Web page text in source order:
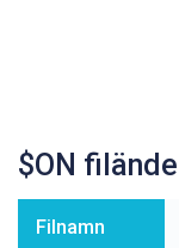
$ON
Filnamn